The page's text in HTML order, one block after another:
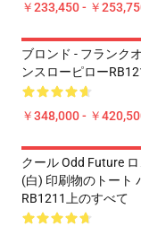
￥233,450 - ￥
ブロンド - フランク
ンスローピロー
￥348,000 - ￥
クール Odd Future
(白) 印刷物のトート
RB1211上のすべて